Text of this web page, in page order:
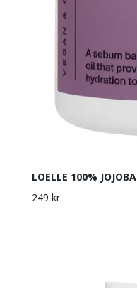
LOELLE 100%
249 kr